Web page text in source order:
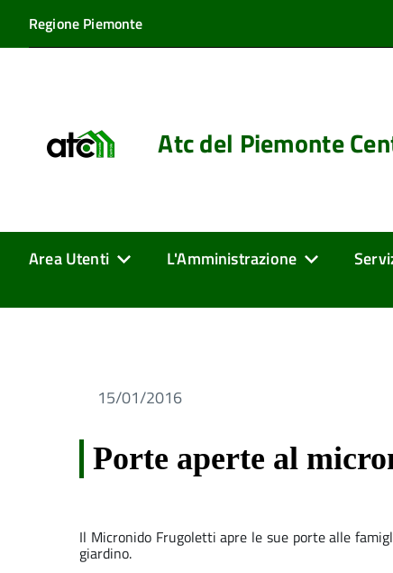
Regione Piemonte
Atc del Piemonte
Area Utenti L'Amministrazione
15/01/2016
Porte aperte al
Il Micronido Frugoletti apre le sue porte alle
giardino.